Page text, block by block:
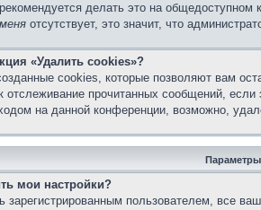
делать это на общедоступном
отсутствует, это значит, что
«Удалить cookies»?
cookies, которые позволяют вам
отслеживание прочитанных сообщений,
на данной конференции, возможно,
Параметры
мои настройки?
зарегистрированным пользователем, все